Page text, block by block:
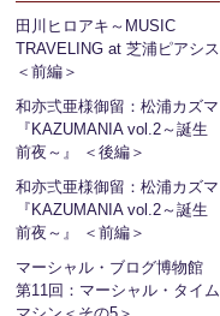
田川ヒロアキ～MUSIC
TRAVELING at 芝浦ピアシス
＜前編＞
和亦弍亜様御留：松浦カズマ
『KAZUMANIA vol.2～誕生
前夜～』 ＜後編＞
和亦弍亜様御留：松浦カズマ
『KAZUMANIA vol.2～誕生
前夜～』 ＜前編＞
マーシャル・ブログ博物館
第11回：マーシャル・タイム